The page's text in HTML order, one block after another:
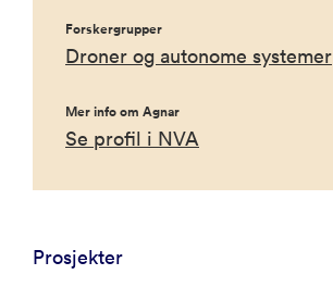
Forskergrupper
Droner og autonome systemer
Mer info om Agnar
Se profil i NVA
Prosjekter